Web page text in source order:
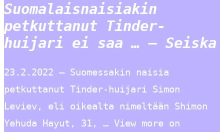
Suomalaisnaisiakin
petkuttanut Tinder-
huijari ei saa … – Seiska
23.2.2022 — Suomessakin naisia
petkuttanut Tinder-huijari Simon
Leviev, eli oikealta nimeltään Shimon
Yehuda Hayut, 31, … View more on